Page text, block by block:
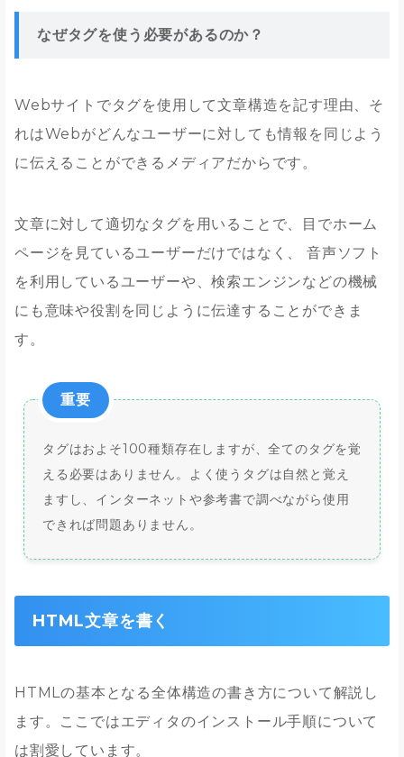
なぜタグを使う必要があるのか？
Webサイトでタグを使用して文章構造を記す理由、そ
れはWebがどんなユーザーに対しても情報を同じよう
に伝えることができるメディアだからです。
文章に対して適切なタグを用いることで、目でホーム
ページを見ているユーザーだけではなく、 音声ソフト
を利用しているユーザーや、検索エンジンなどの機械
にも意味や役割を同じように伝達することができま
す。
重要
タグはおよそ100種類存在しますが、全てのタグを覚
える必要はありません。よく使うタグは自然と覚え
ますし、インターネットや参考書で調べながら使用
できれば問題ありません。
HTML文章を書く
HTMLの基本となる全体構造の書き方について解説し
ます。ここではエディタのインストール手順について
は割愛しています。